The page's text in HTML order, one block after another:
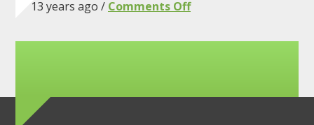
13 years ago / Comments Offon
Post